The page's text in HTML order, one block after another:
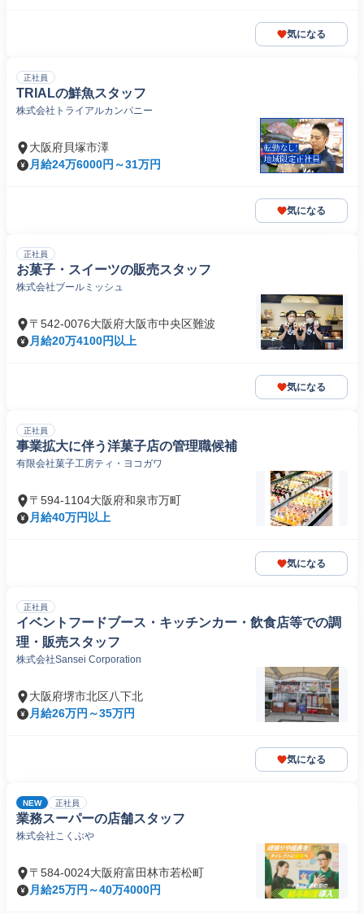
気になる
正社員
TRIALの鮮魚スタッフ
株式会社トライアルカンパニー
大阪府貝塚市澤
月給24万6000円～31万円
気になる
正社員
お菓子・スイーツの販売スタッフ
株式会社ブールミッシュ
〒542-0076大阪府大阪市中央区難波
月給20万4100円以上
気になる
正社員
事業拡大に伴う洋菓子店の管理職候補
有限会社菓子工房ティ・ヨコガワ
〒594-1104大阪府和泉市万町
月給40万円以上
気になる
正社員
イベントフードブース・キッチンカー・飲食店等での調
理・販売スタッフ
株式会社Sansei Corporation
大阪府堺市北区八下北
月給26万円～35万円
気になる
NEW 正社員
業務スーパーの店舗スタッフ
株式会社こくぶや
〒584-0024大阪府富田林市若松町
月給25万円～40万4000円